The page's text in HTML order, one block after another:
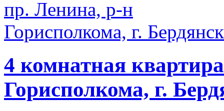
4 комнатная
Горисполкома, г.